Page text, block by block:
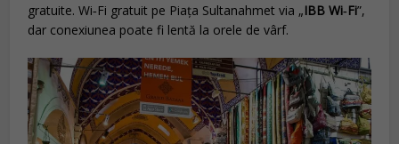
gratuite. Wi‑Fi gratuit pe Piața Sultanahmet via „IBB Wi‑Fi”,
dar conexiunea poate fi lentă la orele de vârf.